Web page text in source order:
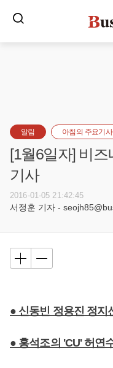
알림 아침의 주요기사
[1월6일자] 비
기사
2016-01-05 21:42:45
서정훈 기자 -
● 신동빈 정용진 정지
● 홍석조의 'CU' 허연